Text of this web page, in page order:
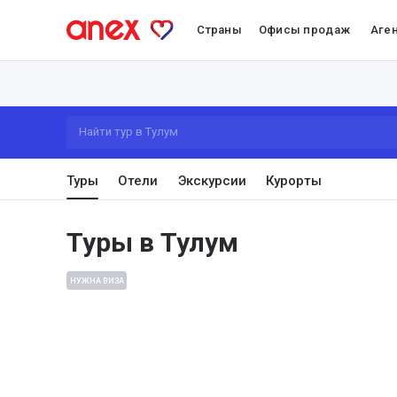
Страны Офисы продаж
Найти тур в Тулум
Туры Отели Экскурсии Курорты
Туры в Тулум
НУЖНА ВИЗА